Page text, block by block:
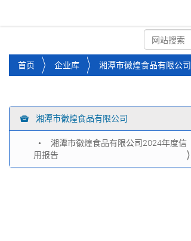
您
位
首页 企业库 湘潭市徽煌食品有限公司
导
航
湘潭市徽煌食品有限公司
湘潭市徽煌食品有限公司2024年度信
用报告